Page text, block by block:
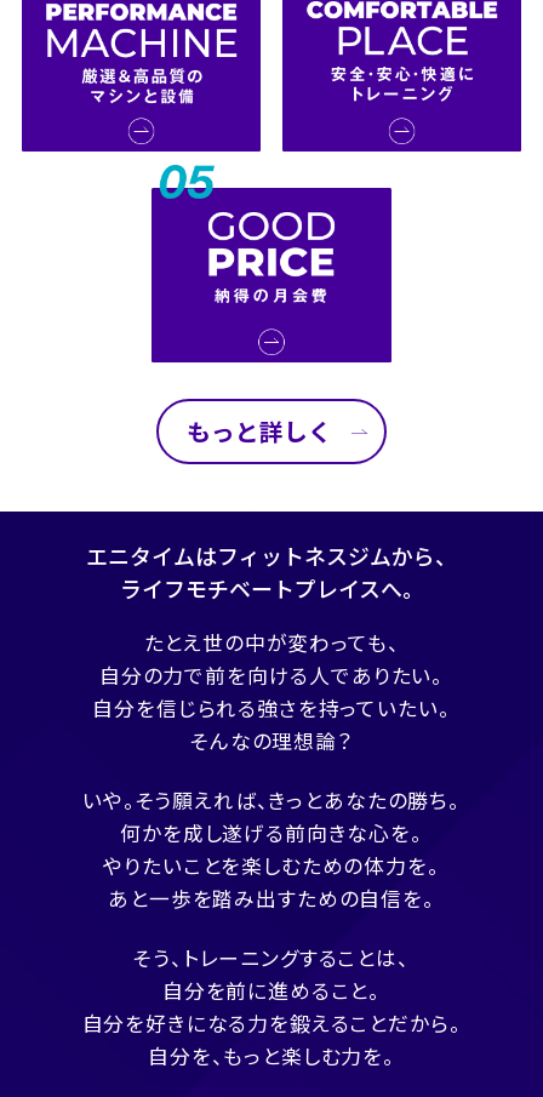
もっと詳しく
エニタイムはフィットネスジムから、
ライフモチベートプレイスへ。
たとえ世の中が変わっても、
自分の力で前を向ける人でありたい。
自分を信じられる強さを持っていたい。
そんなの理想論？
いや。そう願えれば、きっとあなたの勝ち。
何かを成し遂げる前向きな心を。
やりたいことを楽しむための体力を。
あと一歩を踏み出すための自信を。
そう、トレーニングすることは、
自分を前に進めること。
自分を好きになる力を鍛えることだから。
自分を、もっと楽しむ力を。